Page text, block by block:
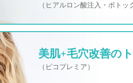
（ヒアルロン酸注入・ボトッ
美肌+毛穴改善の
（ピコプレミア）